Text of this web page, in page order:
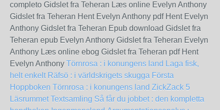
completo Gidslet fra Teheran Læs online Evelyn Anthony
Gidslet fra Teheran Hent Evelyn Anthony pdf Hent Evelyn
Anthony Gidslet fra Teheran Epub download Gidslet fra
Teheran epub Evelyn Anthony Gidslet fra Teheran Evelyn
Anthony Læs online ebog Gidslet fra Teheran pdf Hent
Evelyn Anthony Törnrosa : i konungens land Laga fisk,
helt enkelt Räfsö : i världskrigets skugga Första
Hoppboken Törnrosa : i konungens land ZickZack 5
Läsrummet Textsamling Så får du jobbet : den kompletta